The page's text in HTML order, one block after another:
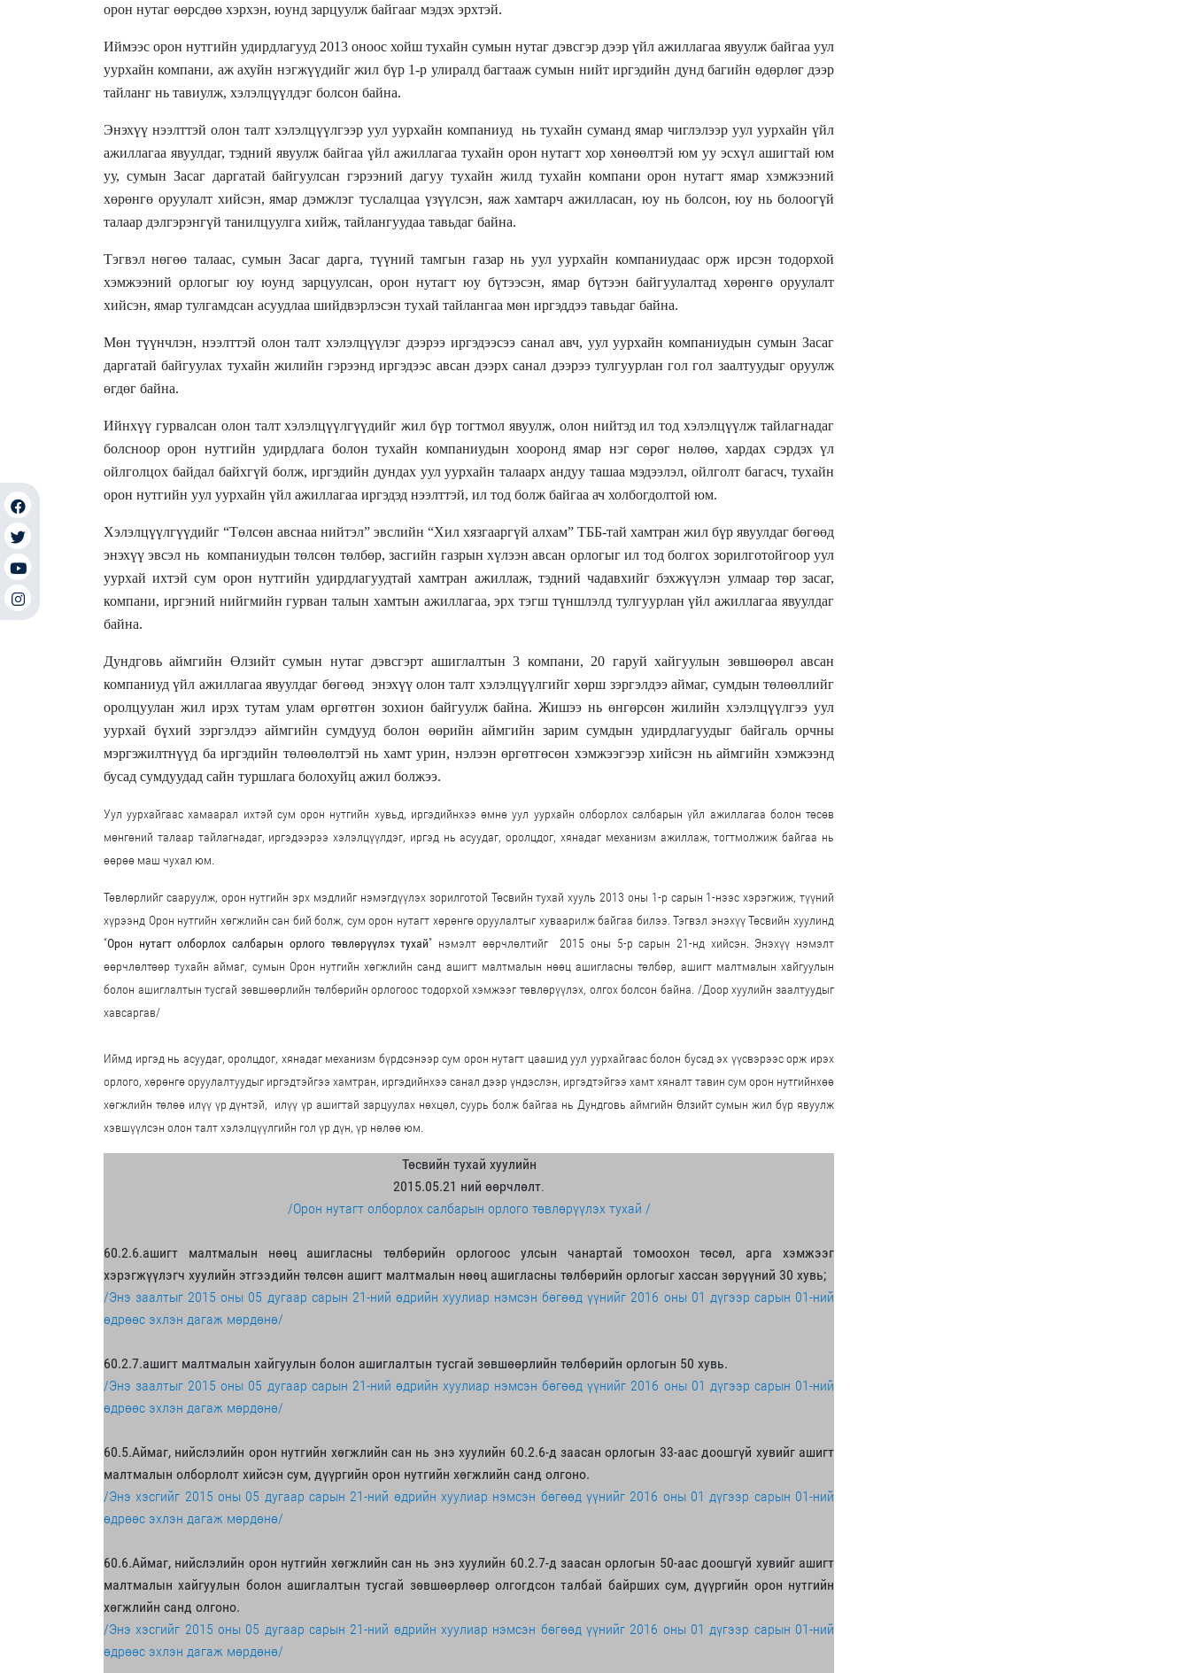
орон нутаг өөрсдөө хэрхэн, юунд зарцуулж байгааг мэдэх эрхтэй.
Иймээс орон нутгийн удирдлагууд 2013 оноос хойш тухайн сумын нутаг дэвсгэр дээр үйл ажиллагаа явуулж байгаа уул
уурхайн компани, аж ахуйн нэгжүүдийг жил бүр 1-р улиралд багтааж сумын нийт иргэдийн дунд багийн өдөрлөг дээр
тайланг нь тавиулж, хэлэлцүүлдэг болсон байна.
Энэхүү нээлттэй олон талт хэлэлцүүлгээр уул уурхайн компаниуд нь тухайн суманд ямар чиглэлээр уул уурхайн үйл
ажиллагаа явуулдаг, тэдний явуулж байгаа үйл ажиллагаа тухайн орон нутагт хор хөнөөлтэй юм уу эсхүл ашигтай юм
уу, сумын Засаг даргатай байгуулсан гэрээний дагуу тухайн жилд тухайн компани орон нутагт ямар хэмжээний
хөрөнгө оруулалт хийсэн, ямар дэмжлэг туслалцаа үзүүлсэн, яаж хамтарч ажилласан, юу нь болсон, юу нь болоогүй
талаар дэлгэрэнгүй танилцуулга хийж, тайлангуудаа тавьдаг байна.
Тэгвэл нөгөө талаас, сумын Засаг дарга, түүний тамгын газар нь уул уурхайн компаниудаас орж ирсэн тодорхой
хэмжээний орлогыг юу юунд зарцуулсан, орон нутагт юу бүтээсэн, ямар бүтээн байгуулалтад хөрөнгө оруулалт
хийсэн, ямар тулгамдсан асуудлаа шийдвэрлэсэн тухай тайлангаа мөн иргэддээ тавьдаг байна.
Мөн түүнчлэн, нээлттэй олон талт хэлэлцүүлэг дээрээ иргэдээсээ санал авч, уул уурхайн компаниудын сумын Засаг
даргатай байгуулах тухайн жилийн гэрээнд иргэдээс авсан дээрх санал дээрээ тулгуурлан гол гол заалтуудыг оруулж
өгдөг байна.
Ийнхүү гурвалсан олон талт хэлэлцүүлгүүдийг жил бүр тогтмол явуулж, олон нийтэд ил тод хэлэлцүүлж тайлагнадаг
болсноор орон нутгийн удирдлага болон тухайн компаниудын хооронд ямар нэг сөрөг нөлөө, хардах сэрдэх үл
ойлголцох байдал байхгүй болж, иргэдийн дундах уул уурхайн талаарх андуу ташаа мэдээлэл, ойлголт багасч, тухайн
орон нутгийн уул уурхайн үйл ажиллагаа иргэдэд нээлттэй, ил тод болж байгаа ач холбогдолтой юм.
Хэлэлцүүлгүүдийг “Төлсөн авснаа нийтэл” эвслийн “Хил хязгааргүй алхам” ТББ-тай хамтран жил бүр явуулдаг бөгөөд
энэхүү эвсэл нь компаниудын төлсөн төлбөр, засгийн газрын хүлээн авсан орлогыг ил тод болгох зорилготойгоор уул
уурхай ихтэй сум орон нутгийн удирдлагуудтай хамтран ажиллаж, тэдний чадавхийг бэхжүүлэн улмаар төр засаг,
компани, иргэний нийгмийн гурван талын хамтын ажиллагаа, эрх тэгш түншлэлд тулгуурлан үйл ажиллагаа явуулдаг
байна.
Дундговь аймгийн Өлзийт сумын нутаг дэвсгэрт ашиглалтын 3 компани, 20 гаруй хайгуулын зөвшөөрөл авсан
компаниуд үйл ажиллагаа явуулдаг бөгөөд энэхүү олон талт хэлэлцүүлгийг хөрш зэргэлдээ аймаг, сумдын төлөөллийг
оролцуулан жил ирэх тутам улам өргөтгөн зохион байгуулж байна. Жишээ нь өнгөрсөн жилийн хэлэлцүүлгээ уул
уурхай бүхий зэргэлдээ аймгийн сумдууд болон өөрийн аймгийн зарим сумдын удирдлагуудыг байгаль орчны
мэргэжилтнүүд ба иргэдийн төлөөлөлтэй нь хамт урин, нэлээн өргөтгөсөн хэмжээгээр хийсэн нь аймгийн хэмжээнд
бусад сумдуудад сайн туршлага болохуйц ажил болжээ.
Уул уурхайгаас хамаарал ихтэй сум орон нутгийн хувьд, иргэдийнхээ өмнө уул уурхайн олборлох салбарын үйл ажиллагаа болон төсөв
мөнгөний талаар тайлагнадаг, иргэдээрээ хэлэлцүүлдэг, иргэд нь асуудаг, оролцдог, хянадаг механизм ажиллаж, тогтмолжиж байгаа нь
өөрөө маш чухал юм.
Төвлөрлийг сааруулж, орон нутгийн эрх мэдлийг нэмэгдүүлэх зорилготой Төсвийн тухай хууль 2013 оны 1-р сарын 1-нээс хэрэгжиж, түүний
хүрээнд Орон нутгийн хөгжлийн сан бий болж, сум орон нутагт хөрөнгө оруулалтыг хуваарилж байгаа билээ. Тэгвэл энэхүү Төсвийн хуулинд
“Орон нутагт олборлох салбарын орлого төвлөрүүлэх тухай” нэмэлт өөрчлөлтийг
2015 оны 5-р сарын 21-нд хийсэн. Энэхүү нэмэлт
өөрчлөлтөөр тухайн аймаг, сумын Орон нутгийн хөгжлийн санд ашигт малтмалын нөөц ашигласны төлбөр, ашигт малтмалын хайгуулын
болон ашиглалтын тусгай зөвшөөрлийн төлбөрийн орлогоос тодорхой хэмжээг төвлөрүүлэх, олгох болсон байна. /Доор хуулийн заалтуудыг
хавсаргав/
Иймд иргэд нь асуудаг, оролцдог, хянадаг механизм бүрдсэнээр сум орон нутагт цаашид уул уурхайгаас болон бусад эх үүсвэрээс орж ирэх
орлого, хөрөнгө оруулалтуудыг иргэдтэйгээ хамтран, иргэдийнхээ санал дээр үндэслэн, иргэдтэйгээ хамт хяналт тавин сум орон нутгийнхөө
хөгжлийн төлөө илүү үр дүнтэй,
илүү үр ашигтай зарцуулах нөхцөл, суурь болж байгаа нь Дундговь аймгийн Өлзийт сумын жил бүр явуулж
хэвшүүлсэн олон талт хэлэлцүүлгийн гол үр дүн, үр нөлөө юм.
Төсвийн тухай хуулийн
2015.05.21 ний өөрчлөлт.
/Орон нутагт олборлох салбарын орлого төвлөрүүлэх тухай /
60.2.6.ашигт малтмалын нөөц ашигласны төлбөрийн орлогоос улсын чанартай томоохон төсөл, арга хэмжээг
хэрэгжүүлэгч хуулийн этгээдийн төлсөн ашигт малтмалын нөөц ашигласны төлбөрийн орлогыг хассан зөрүүний 30 хувь;
/Энэ заалтыг 2015 оны 05 дугаар сарын 21-ний өдрийн хуулиар нэмсэн бөгөөд үүнийг 2016 оны 01 дүгээр сарын 01-ний
өдрөөс эхлэн дагаж мөрдөнө/
60.2.7.ашигт малтмалын хайгуулын болон ашиглалтын тусгай зөвшөөрлийн төлбөрийн орлогын 50 хувь.
/Энэ заалтыг 2015 оны 05 дугаар сарын 21-ний өдрийн хуулиар нэмсэн бөгөөд үүнийг 2016 оны 01 дүгээр сарын 01-ний
өдрөөс эхлэн дагаж мөрдөнө/
60.5.Аймаг, нийслэлийн орон нутгийн хөгжлийн сан нь энэ хуулийн 60.2.6-д заасан орлогын 33-аас доошгүй хувийг ашигт
малтмалын олборлолт хийсэн сум, дүүргийн орон нутгийн хөгжлийн санд олгоно.
/Энэ хэсгийг 2015 оны 05 дугаар сарын 21-ний өдрийн хуулиар нэмсэн бөгөөд үүнийг 2016 оны 01 дүгээр сарын 01-ний
өдрөөс эхлэн дагаж мөрдөнө/
60.6.Аймаг, нийслэлийн орон нутгийн хөгжлийн сан нь энэ хуулийн 60.2.7-д заасан орлогын 50-аас доошгүй хувийг ашигт
малтмалын хайгуулын болон ашиглалтын тусгай зөвшөөрлөөр олгогдсон талбай байрших сум, дүүргийн орон нутгийн
хөгжлийн санд олгоно.
/Энэ хэсгийг 2015 оны 05 дугаар сарын 21-ний өдрийн хуулиар нэмсэн бөгөөд үүнийг 2016 оны 01 дүгээр сарын 01-ний
өдрөөс эхлэн дагаж мөрдөнө/